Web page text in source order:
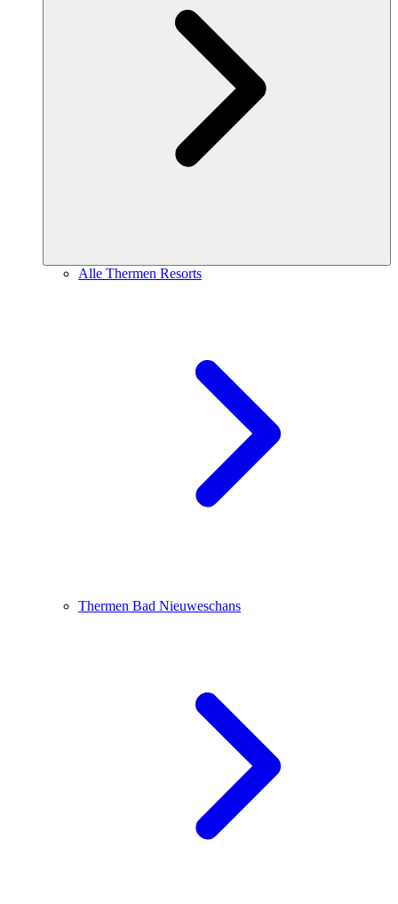
Alle Thermen Resorts
Thermen Bad Nieuweschans